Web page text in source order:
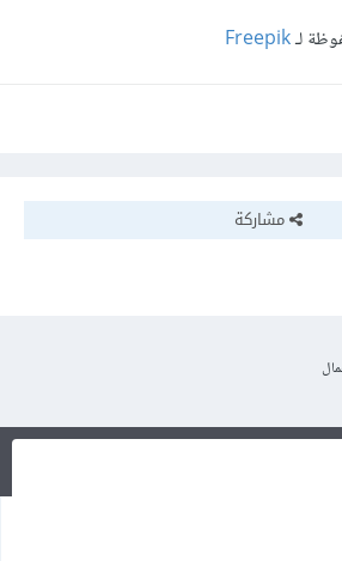
لـFreepik
مشاركة